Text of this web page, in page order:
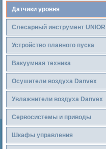
Датчики уровня
Слесарный инструмент UNIOR
Устройство плавного пуска
Вакуумная техника
Осушители воздуха Danvex
Увлажнители воздуха Danvex
Сервосистемы и приводы
Шкафы управления